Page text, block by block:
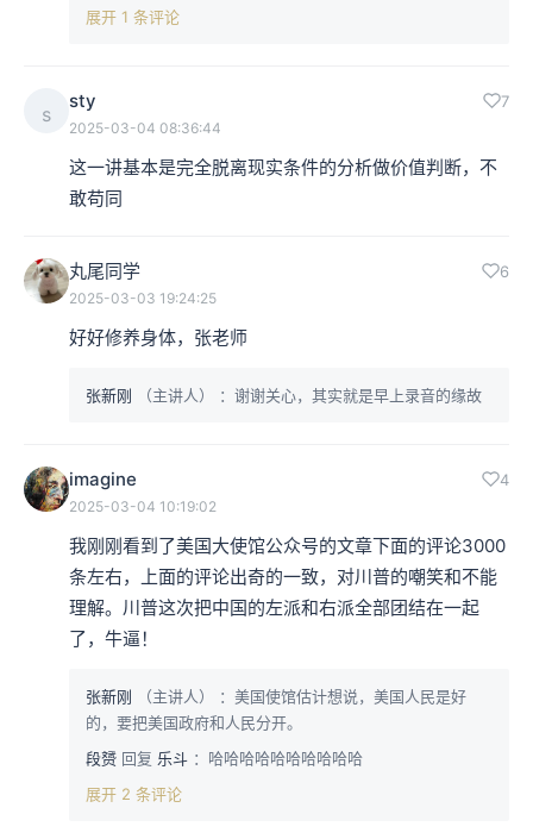
展开 1 条评论
s
sty 7
2025-03-04 08:36:44
这一讲基本是完全脱离现实条件的分析做价值判断，不
敢苟同
丸尾同学 6
2025-03-03 19:24:25
好好修养身体，张老师
张新刚 （主讲人） ：谢谢关心，其实就是早上录音的缘故
imagine 4
2025-03-04 10:19:02
我刚刚看到了美国大使馆公众号的文章下面的评论3000
条左右，上面的评论出奇的一致，对川普的嘲笑和不能
理解。川普这次把中国的左派和右派全部团结在一起
了，牛逼！
张新刚 （主讲人）
：美国使馆估计想说，美国人民是好
的，要把美国政府和人民分开。
段赟 回复 乐斗 ：哈哈哈哈哈哈哈哈哈哈
展开 2 条评论